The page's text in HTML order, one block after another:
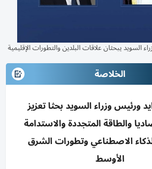
السويد يبحثان علاقات البلدين والتطورات الإقليمية
الخلاصة
ورئيس وزراء السويد بحثا تعزيز
والطاقة المتجددة والاستدامة
الاصطناعي وتطورات الشرق
الأوسط